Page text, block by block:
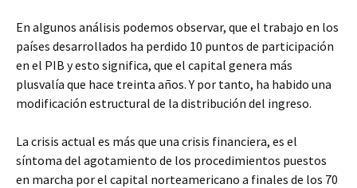
En algunos análisis podemos observar, que el trabajo en los
países desarrollados ha perdido 10 puntos de participación
en el PIB y esto significa, que el capital genera más
plusvalía que hace treinta años. Y por tanto, ha habido una
modificación estructural de la distribución del ingreso.
La crisis actual es más que una crisis financiera, es el
síntoma del agotamiento de los procedimientos puestos
en marcha por el capital norteamericano a finales de los 70